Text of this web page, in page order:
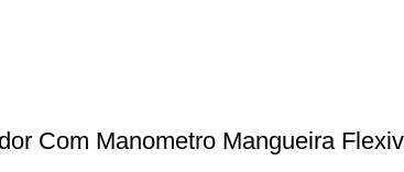
Com Manometro Mangueira